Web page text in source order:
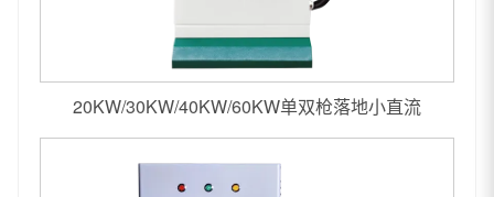
20KW/30KW/40KW/60KW单双枪落地小直流